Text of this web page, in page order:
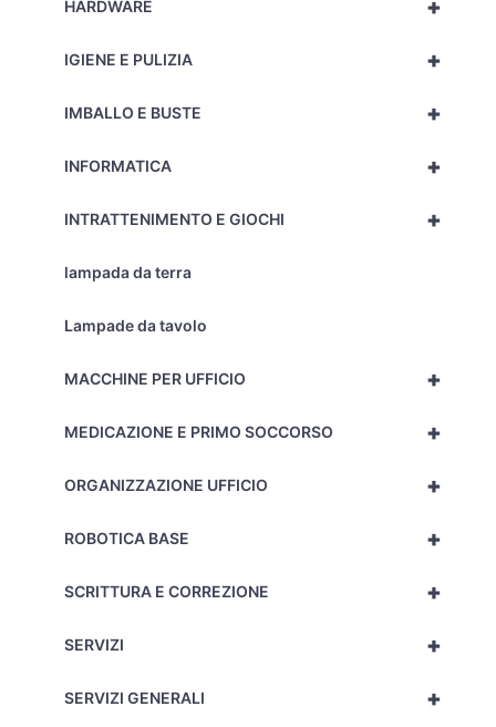
+
HARDWARE
+
IGIENE E PULIZIA
+
IMBALLO E BUSTE
+
INFORMATICA
+
INTRATTENIMENTO E GIOCHI
lampada da terra
Lampade da tavolo
+
MACCHINE PER UFFICIO
+
MEDICAZIONE E PRIMO SOCCORSO
+
ORGANIZZAZIONE UFFICIO
+
ROBOTICA BASE
+
SCRITTURA E CORREZIONE
+
SERVIZI
+
SERVIZI GENERALI